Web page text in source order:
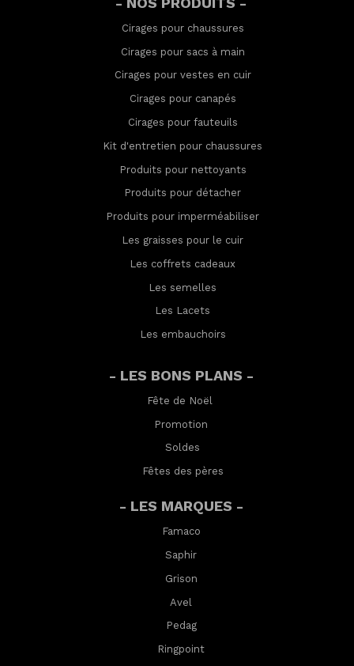
Cirages pour chaussures
Cirages pour sacs à main
Cirages pour vestes en cuir
Cirages pour canapés
Cirages pour fauteuils
Kit d'entretien pour chaussures
Produits pour nettoyants
Produits pour détacher
Produits pour imperméabiliser
Les graisses pour le cuir
Les coffrets cadeaux
Les semelles
Les Lacets
Les embauchoirs
- LES BONS PLANS -
Fête de Noël
Promotion
Soldes
Fêtes des pères
- LES MARQUES -
Famaco
Saphir
Grison
Avel
Pedag
Ringpoint